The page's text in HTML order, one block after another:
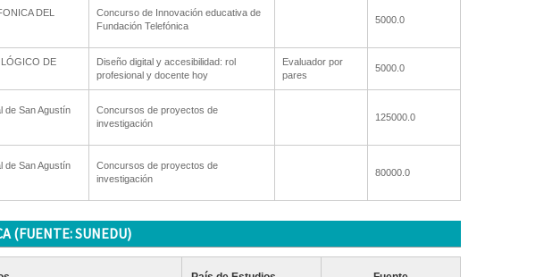
DEL
Concurso de Innovación educativa de
Fundación Telefónica
5000.0
DE
Diseño digital y accesibilidad: rol
profesional y docente hoy
Evaluador por
pares
5000.0
de San Agustín
Concursos de proyectos de
investigación
125000.0
de San Agustín
Concursos de proyectos de
investigación
80000.0
(FUENTE: SUNEDU)